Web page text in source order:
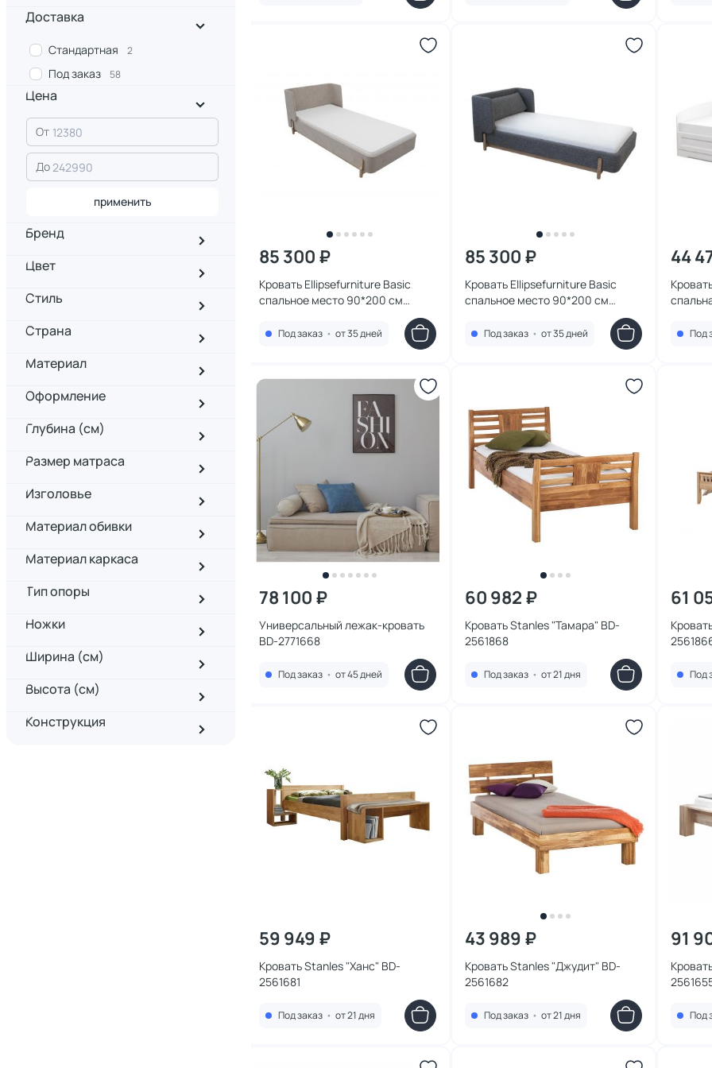
Доставка
Стандартная 2
Под заказ 58
Цена
От
До
применить
Бренд
Цвет
Стиль
Страна
Материал
Оформление
Глубина (см)
Размер матраса
Изголовье
Материал обивки
Материал каркаса
Тип опоры
Ножки
Ширина (см)
Высота (см)
Конструкция
85 300 ₽
Кровать Ellipsefurniture Basic
спальное место 90*200 см
BS010102010101
Под заказ • от 35 дней
85 300 ₽
Кровать Ellipsefurniture Basic
спальное место 90*200 см
BS010202080101
Под заказ • от 35 дней
44
Под
78 100 ₽
Универсальный лежак-кровать
BD-2771668
Под заказ • от 45 дней
60 982 ₽
Кровать Stanles "Тамара" BD-
2561868
Под заказ • от 21 дня
61
Под
59 949 ₽
Кровать Stanles "Ханс" BD-
2561681
Под заказ • от 21 дня
43 989 ₽
Кровать Stanles "Джудит" BD-
2561682
Под заказ • от 21 дня
91
Под